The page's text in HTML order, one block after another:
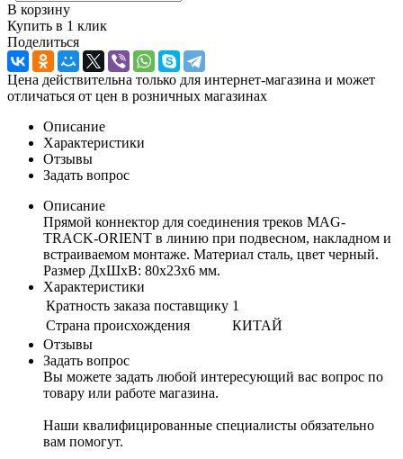
В корзину
Купить в 1 клик
Поделиться
Цена действительна только для интернет-магазина и может
отличаться от цен в розничных магазинах
Описание
Характеристики
Отзывы
Задать вопрос
Описание
Прямой коннектор для соединения треков MAG-
TRACK-ORIENT в линию при подвесном, накладном и
встраиваемом монтаже. Материал сталь, цвет черный.
Размер ДxШxВ: 80x23x6 мм.
Характеристики
Кратность заказа поставщику 1
Страна происхождения
КИТАЙ
Отзывы
Задать вопрос
Вы можете задать любой интересующий вас вопрос по
товару или работе магазина.
Наши квалифицированные специалисты обязательно
вам помогут.